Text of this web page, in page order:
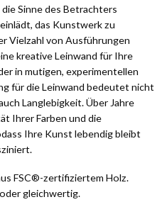
Sinne des Betrachters
das Kunstwerk zu
Vielzahl von Ausführungen
kreative Leinwand für Ihre
in mutigen, experimentellen
für die Leinwand bedeutet nicht
Langlebigkeit. Über Jahre
Ihrer Farben und die
Ihre Kunst lebendig bleibt
FSC®-zertifiziertem Holz.
gleichwertig.